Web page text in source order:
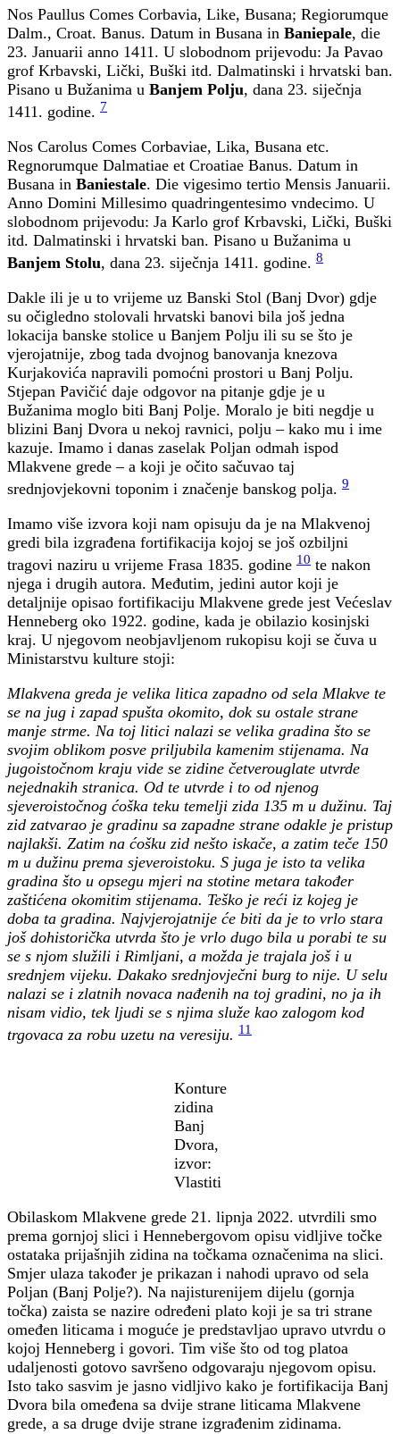
Nos Paullus Comes Corbavia, Like, Busana; Regiorumque
Dalm., Croat. Banus. Datum in Busana in Baniepale, die
23. Januarii anno 1411. U slobodnom prijevodu: Ja Pavao
grof Krbavski, Lički, Buški itd. Dalmatinski i hrvatski ban.
Pisano u Bužanima u Banjem Polju, dana 23. siječnja
1411. godine. 7
Nos Carolus Comes Corbaviae, Lika, Busana etc.
Regnorumque Dalmatiae et Croatiae Banus. Datum in
Busana in Baniestale. Die vigesimo tertio Mensis Januarii.
Anno Domini Millesimo quadringentesimo vndecimo. U
slobodnom prijevodu: Ja Karlo grof Krbavski, Lički, Buški
itd. Dalmatinski i hrvatski ban. Pisano u Bužanima u
Banjem Stolu, dana 23. siječnja 1411. godine. 8
Dakle ili je u to vrijeme uz Banski Stol (Banj Dvor) gdje
su očigledno stolovali hrvatski banovi bila još jedna
lokacija banske stolice u Banjem Polju ili su se što je
vjerojatnije, zbog tada dvojnog banovanja knezova
Kurjakovića napravili pomoćni prostori u Banj Polju.
Stjepan Pavičić daje odgovor na pitanje gdje je u
Bužanima moglo biti Banj Polje. Moralo je biti negdje u
blizini Banj Dvora u nekoj ravnici, polju – kako mu i ime
kazuje. Imamo i danas zaselak Poljan odmah ispod
Mlakvene grede – a koji je očito sačuvao taj
srednjovjekovni toponim i značenje banskog polja. 9
Imamo više izvora koji nam opisuju da je na Mlakvenoj
gredi bila izgrađena fortifikacija kojoj se još ozbiljni
tragovi naziru u vrijeme Frasa 1835. godine 10 te nakon
njega i drugih autora. Međutim, jedini autor koji je
detaljnije opisao fortifikaciju Mlakvene grede jest Većeslav
Henneberg oko 1922. godine, kada je obilazio kosinjski
kraj. U njegovom neobjavljenom rukopisu koji se čuva u
Ministarstvu kulture stoji:
Mlakvena greda je velika litica zapadno od sela Mlakve te
se na jug i zapad spušta okomito, dok su ostale strane
manje strme. Na toj litici nalazi se velika gradina što se
svojim oblikom posve priljubila kamenim stijenama. Na
jugoistočnom kraju vide se zidine četverouglate utvrde
nejednakih stranica. Od te utvrde i to od njenog
sjeveroistočnog ćoška teku temelji zida 135 m u dužinu. Taj
zid zatvarao je gradinu sa zapadne strane odakle je pristup
najlakši. Zatim na ćošku zid nešto iskače, a zatim teče 150
m u dužinu prema sjeveroistoku. S juga je isto ta velika
gradina što u opsegu mjeri na stotine metara također
zaštićena okomitim stijenama. Teško je reći iz kojeg je
doba ta gradina. Najvjerojatnije će biti da je to vrlo stara
još dohistorička utvrda što je vrlo dugo bila u porabi te su
se s njom služili i Rimljani, a možda je trajala još i u
srednjem vijeku. Dakako srednjovječni burg to nije. U selu
nalazi se i zlatnih novaca nađenih na toj gradini, no ja ih
nisam vidio, tek ljudi se s njima služe kao zalogom kod
trgovaca za robu uzetu na veresiju. 11
Konture
zidina
Banj
Dvora,
izvor:
Vlastiti
Obilaskom Mlakvene grede 21. lipnja 2022. utvrdili smo
prema gornjoj slici i Hennebergovom opisu vidljive točke
ostataka prijašnjih zidina na točkama označenima na slici.
Smjer ulaza također je prikazan i nahodi upravo od sela
Poljan (Banj Polje?). Na najisturenijem dijelu (gornja
točka) zaista se nazire određeni plato koji je sa tri strane
omeđen liticama i moguće je predstavljao upravo utvrdu o
kojoj Henneberg i govori. Tim više što od tog platoa
udaljenosti gotovo savršeno odgovaraju njegovom opisu.
Isto tako sasvim je jasno vidljivo kako je fortifikacija Banj
Dvora bila omeđena sa dvije strane liticama Mlakvene
grede, a sa druge dvije strane izgrađenim zidinama.